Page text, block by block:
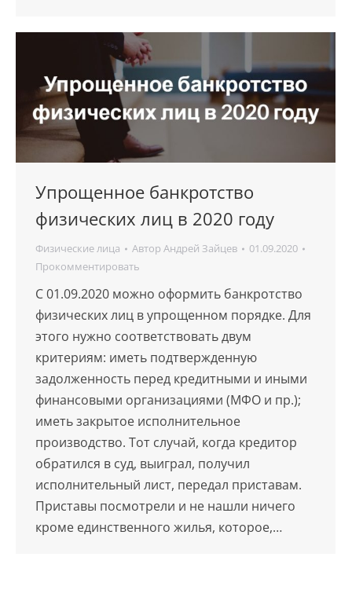
Упрощенное банкротство
физических лиц в 2020 году
Физические лица Автор Андрей Зайцев
01.09.2020
Прокомментировать
C 01.09.2020 можно оформить банкротство
физических лиц в упрощенном порядке. Для
этого нужно соответствовать двум
критериям: иметь подтвержденную
задолженность перед кредитными и иными
финансовыми организациями (МФО и пр.);
иметь закрытое исполнительное
производство. Тот случай, когда кредитор
обратился в суд, выиграл, получил
исполнительный лист, передал приставам.
Приставы посмотрели и не нашли ничего
кроме единственного жилья, которое,…